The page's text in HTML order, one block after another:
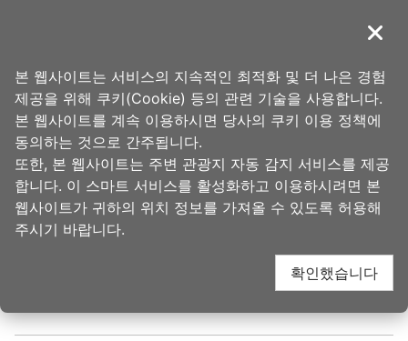
導覽
야쿠르트 공장(養樂多
工廠)
人氣
닫기
본 웹사이트는 서비스의 지속적인 최적화 및 더 나은 경험
제공을 위해 쿠키(Cookie) 등의 관련 기술을 사용합니다.
본 웹사이트를 계속 이용하시면 당사의 쿠키 이용 정책에
동의하는 것으로 간주됩니다.
또한, 본 웹사이트는 주변 관광지 자동 감지 서비스를 제공
합니다. 이 스마트 서비스를 활성화하고 이용하시려면 본
웹사이트가 귀하의 위치 정보를 가져올 수 있도록 허용해
주시기 바랍니다.
확인했습니다